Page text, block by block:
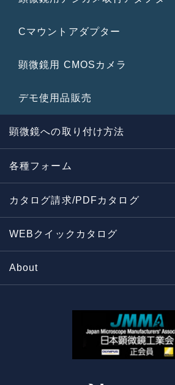
Cマウントアダプター
顕微鏡用 CMOSカメラ
デモ使用品販売
顕微鏡への取り付け方法
各種フォーム
カタログ請求/PDFカタログ
WEBクイックカタログ
About